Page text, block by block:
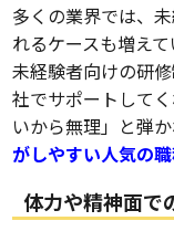
多くの業界では、
れるケースも増え
未経験者向けの研
社でサポートして
いから無理」と弾
がしやすい人気の
体力や精神面で